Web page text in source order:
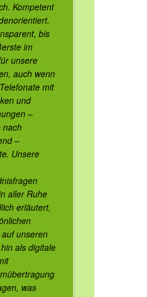
Kompetent
bis
im
unsere
auch wenn
mit
und
–
nach
–
Unsere
aller Ruhe
erläutert,
unseren
als digitale
was